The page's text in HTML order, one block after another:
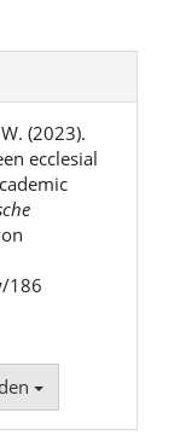
(2023).
ecclesial
186